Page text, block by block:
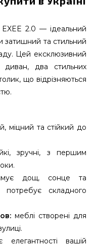
2.0 — ідеальний
затишний та стильний
Цей ексклюзивний
диван, два стильних
що відрізняються
міцний та стійкий до
зручні, з першим
дощ, сонце та
складного
меблі створені для
вашій